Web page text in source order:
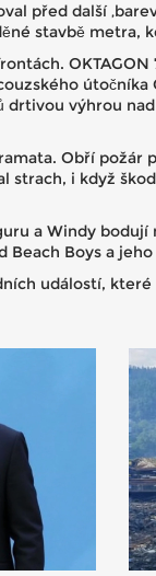
před další
stavbě
výhrou
Obří požár
strach, i když
a Windy
Beach Boys a
událostí,